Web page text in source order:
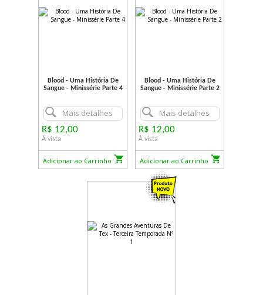
Blood - Uma História De
Sangue - Minissérie Parte 4
Mais detalhes
R$ 12,00
À vista
Adicionar ao Carrinho
Blood - Uma História De
Sangue - Minissérie Parte 2
Mais detalhes
R$ 12,00
À vista
Adicionar ao Carrinho